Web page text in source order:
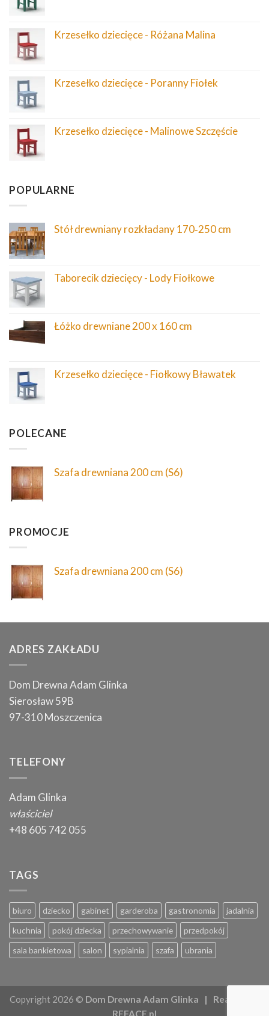
Krzesełko dziecięce - Różana Malina
Krzesełko dziecięce - Poranny Fiołek
Krzesełko dziecięce - Malinowe Szczęście
POPULARNE
Stół drewniany rozkładany 170‑250 cm
Taborecik dziecięcy - Lody Fiołkowe
Łóżko drewniane 200 x 160 cm
Krzesełko dziecięce - Fiołkowy Bławatek
POLECANE
Szafa drewniana 200 cm (S6)
PROMOCJE
Szafa drewniana 200 cm (S6)
ADRES ZAKŁADU
Dom Drewna Adam Glinka
Sierosław 59B
97-310 Moszczenica
TELEFONY
Adam Glinka
właściciel
+48 605 742 055
TAGS
biuro dziecko gabinet garderoba gastronomia
jadalnia
kuchnia
pokój dziecka przechowywanie
przedpokój
sala bankietowa
salon sypialnia szafa ubrania
Copyright 2026 © Dom Drewna Adam Glinka | Realizacja:
REFACE.pl